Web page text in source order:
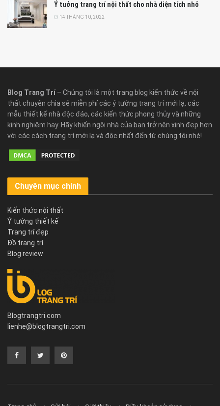
Ý tưởng trang trí nội thất cho nhà diện tích nhỏ
14 THÁNG 10, 2022
Blog Trang Trí – Chúng tôi là một trang blog kiến thức về nội
thất chuyên chia sẻ miễn phí các ý tưởng trang trí mới lạ, các
mẫu thiết kế nhà độc đáo, các kiến thức phong thủy và những
kinh nghiệm hay. Hãy khiến ngôi nhà của bạn trở nên xinh đẹp hơn
với các cách trang trí mới lạ và độc nhất đến từ chúng tôi nhé!
Chuyên mục chính
Kiến thức nội thất
Ý tưởng thiết kế
Trang trí đẹp
Đồ trang trí
Blog review
Blogtrangtri.com
lienhe@blogtrangtri.com